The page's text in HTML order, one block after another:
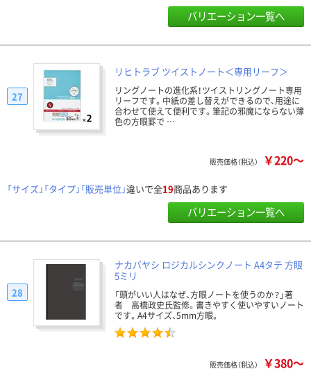
バリエーション一覧へ
リヒトラブ ツイストノート＜専用リーフ＞
リングノートの進化系！ツイストリングノート専用
リーフです。中紙の差し替えができるので、用途に
合わせて使えて便利です。筆記の邪魔にならない薄
色の方眼罫で …
27
販売価格（税込） ￥220～
「サイズ」「タイプ」「販売単位」違いで全19商品あります
バリエーション一覧へ
ナカバヤシ ロジカルシンクノート A4タテ 方眼
5ミリ
「頭がいい人はなぜ、方眼ノートを使うのか？」著
者 高橋政史氏監修。書きやすく使いやすいノート
です。A4サイズ、5mm方眼。
28
販売価格（税込） ￥380～